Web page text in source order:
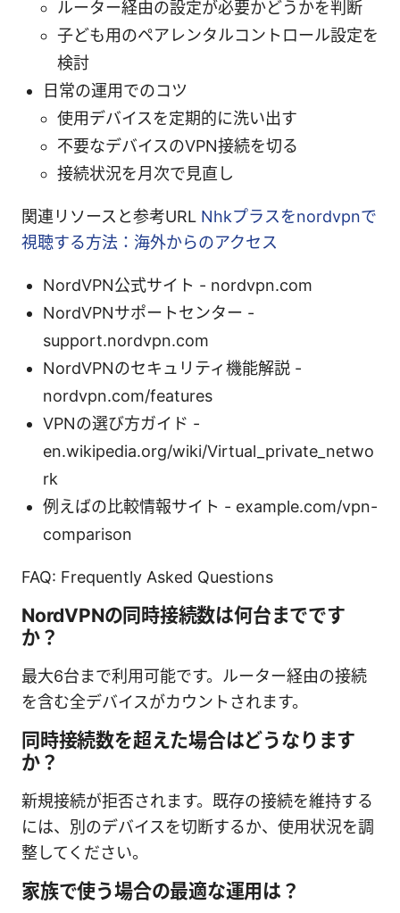
ルーター経由の設定が必要かどうかを判断
子ども用のペアレンタルコントロール設定を
検討
日常の運用でのコツ
使用デバイスを定期的に洗い出す
不要なデバイスのVPN接続を切る
接続状況を月次で見直し
関連リソースと参考URL Nhkプラスをnordvpnで
視聴する方法：海外からのアクセス
NordVPN公式サイト - nordvpn.com
NordVPNサポートセンター -
support.nordvpn.com
NordVPNのセキュリティ機能解説 -
nordvpn.com/features
VPNの選び方ガイド -
en.wikipedia.org/wiki/Virtual_private_netwo
rk
例えばの比較情報サイト - example.com/vpn-
comparison
FAQ: Frequently Asked Questions
NordVPNの同時接続数は何台までです
か？
最大6台まで利用可能です。ルーター経由の接続
を含む全デバイスがカウントされます。
同時接続数を超えた場合はどうなります
か？
新規接続が拒否されます。既存の接続を維持する
には、別のデバイスを切断するか、使用状況を調
整してください。
家族で使う場合の最適な運用は？